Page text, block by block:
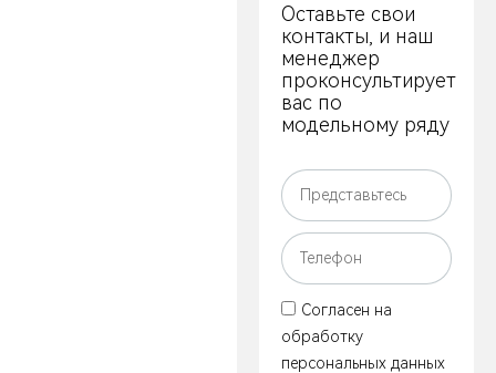
Оставьте свои
контакты, и наш
менеджер
проконсультирует
вас по
модельному ряду
Согласен на
обработку
персональных данных